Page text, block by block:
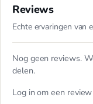
Reviews
Echte ervaringen van
Nog geen reviews.
delen.
Log in om een